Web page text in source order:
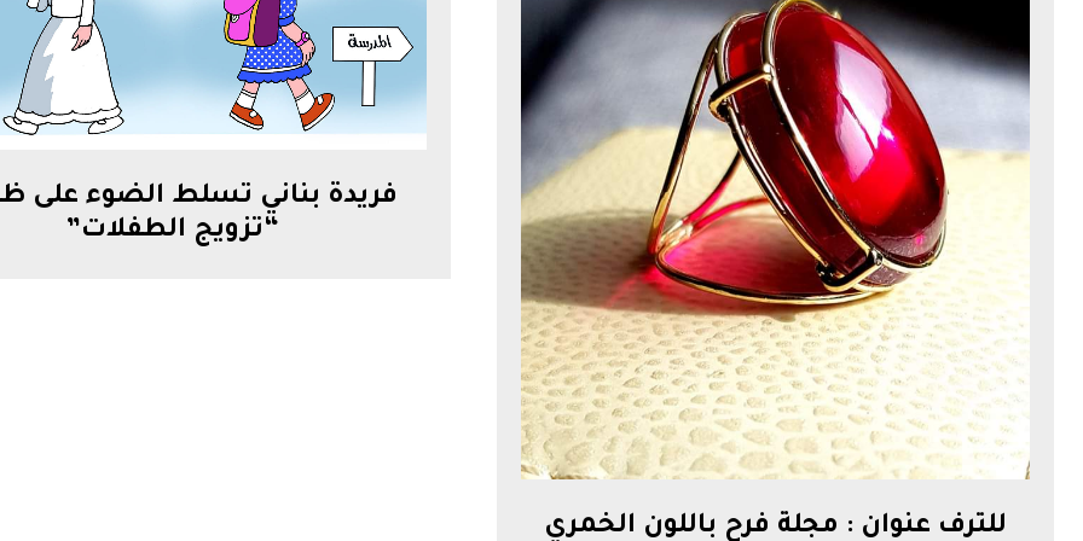
فريدة بناني تسلط الضوء على
“تزويج الطفلات”
للترف عنوان : مجلة فرح باللون الخمري